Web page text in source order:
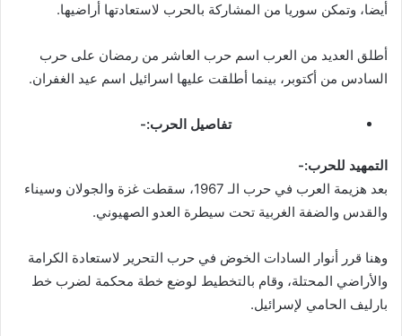
أيضا، وتمكن سوريا من المشاركة بالحرب لاستعادتها أراضيها.
أطلق العديد من العرب اسم حرب العاشر من رمضان على حرب
السادس من أكتوبر، بينما أطلقت عليها اسرائيل اسم عيد الغفران.
تفاصيل الحرب:-
التمهيد للحرب:-
بعد هزيمة العرب في حرب الـ 1967، سقطت غزة والجولان وسيناء
والقدس والضفة الغربية تحت سيطرة العدو الصهيوني.
وهنا قرر أنوار السادات الخوض في حرب التحرير لاستعادة الكرامة
والأراضي المحتلة، وقام بالتخطيط لوضع خطة محكمة لضرب خط
بارليف الحامي لإسرائيل.